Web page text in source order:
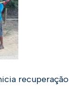
recuperação